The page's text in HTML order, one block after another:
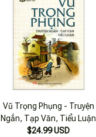
Vũ Trọng Phụng - Truyện
Ngắn, Tạp Văn, Tiểu Luận
$24.99 USD